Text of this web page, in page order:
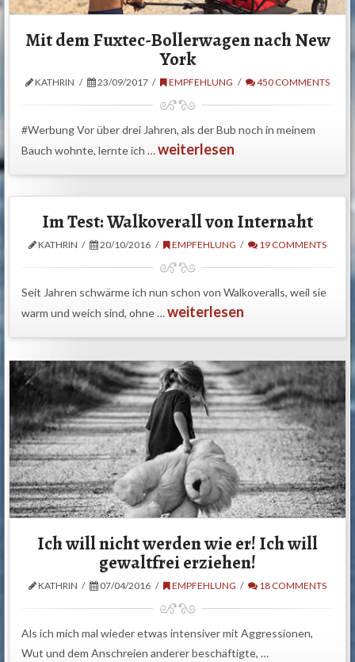
Mit dem Fuxtec-Bollerwagen nach New
York
KATHRIN 23/09/2017 EMPFEHLUNG 450 COMMENTS
#Werbung Vor über drei Jahren, als der Bub noch in meinem
Bauch wohnte, lernte ich …weiterlesen
Im Test: Walkoverall von Internaht
KATHRIN 20/10/2016 EMPFEHLUNG 19 COMMENTS
Seit Jahren schwärme ich nun schon von Walkoveralls, weil sie
warm und weich sind, ohne …weiterlesen
Ich will nicht werden wie er! Ich will
gewaltfrei erziehen!
KATHRIN 07/04/2016 EMPFEHLUNG 18 COMMENTS
Als ich mich mal wieder etwas intensiver mit Aggressionen,
Wut und dem Anschreien anderer beschäftigte, …